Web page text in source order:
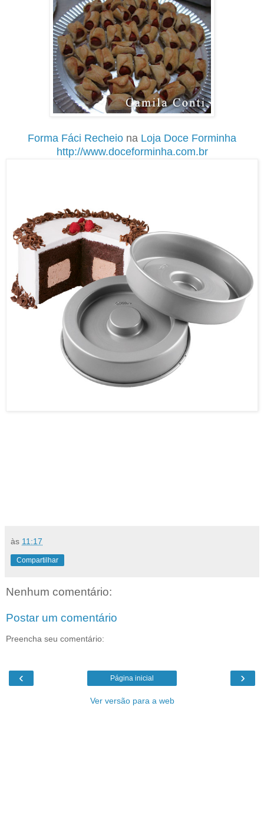
Forma Fáci Recheio na Loja Doce Forminha
http://www.doceforminha.com.br
às 11:17
Compartilhar
Nenhum comentário:
Postar um comentário
Preencha seu comentário:
‹ ›
Página inicial
Ver versão para a web